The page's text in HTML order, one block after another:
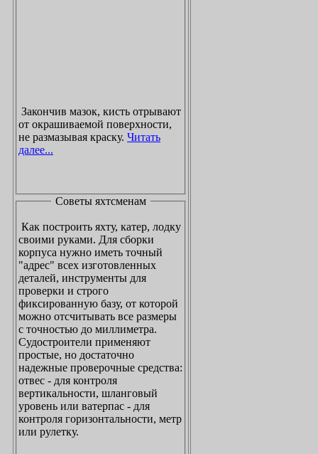
Закончив мазок, кисть отрывают
от окрашиваемой поверхности,
не размазывая краску. Читать
далее...
Советы яхтсменам
Как построить яхту, катер, лодку
своими руками. Для сборки
корпуса нужно иметь точный
"адрес" всех изготовленных
деталей, инструменты для
проверки и строго
фиксированную базу, от которой
можно отсчитывать все размеры
с точностью до миллиметра.
Судостроители применяют
простые, но достаточно
надежные проверочные средства:
отвес - для контроля
вертикальности, шланговый
уровень или ватерпас - для
контроля горизонтальности, метр
или рулетку.